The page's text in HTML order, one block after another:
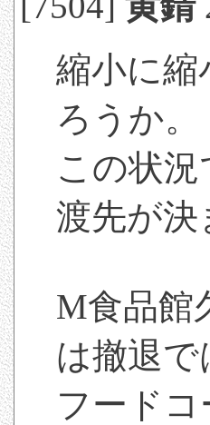
縮小に
ろうか。
この状
渡先が
M食品館
は撤退で
フード